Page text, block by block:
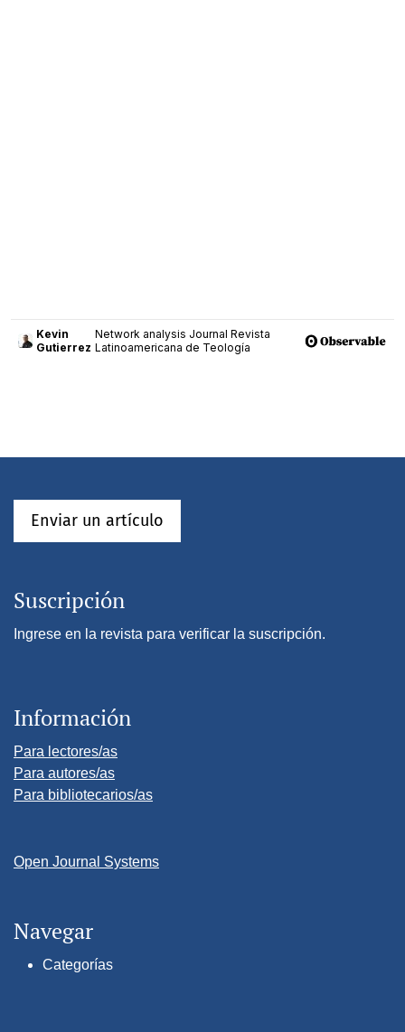
Enviar un artículo
Suscripción
Ingrese en la revista para verificar la suscripción.
Información
Para lectores/as
Para autores/as
Para bibliotecarios/as
Open Journal Systems
Navegar
Categorías